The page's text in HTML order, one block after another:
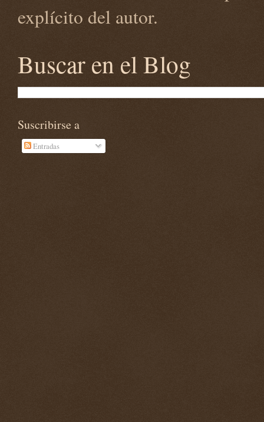
explícito del autor.
Buscar en el Blog
Suscribirse a
Entradas